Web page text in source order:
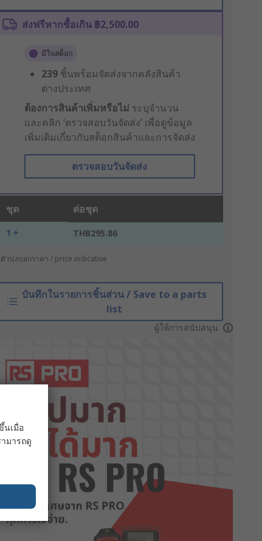
ส่งฟรีหากซื้อเกิน ฿2,500.00
มีในสต็อก
239 ชิ้นพร้อมจัดส่งจากคลังสินค้า
ต่างประเทศ
ต้องการสินค้าเพิ่มหรือไม่ ระบุจำนวน
และคลิก ‘ตรวจสอบวันจัดส่ง’ เพื่อดูข้อมูล
เพิ่มเติมเกี่ยวกับสต็อกสินค้าและการจัดส่ง
ตรวจสอบวันจัดส่ง
ชุด ต่อชุด
1 + THB295.86
วบ่งบอกราคา / price indicative
บันทึกในรายการชิ้นส่วน / Save to a parts
list
ผู้ให้การสนับสนุน
นเมื่อ
มารถดู